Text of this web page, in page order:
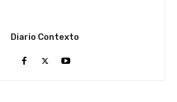
Diario Contexto